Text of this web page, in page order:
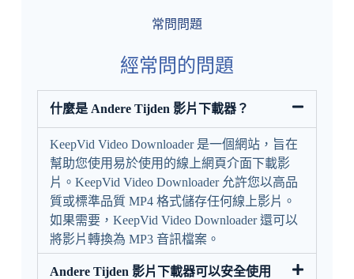
常問問題
經常問的問題
什麼是 Andere Tijden 影片下載器？
KeepVid Video Downloader 是一個網站，旨在
幫助您使用易於使用的線上網頁介面下載影
片。KeepVid Video Downloader 允許您以高品
質或標準品質 MP4 格式儲存任何線上影片。
如果需要，KeepVid Video Downloader 還可以
將影片轉換為 MP3 音訊檔案。
Andere Tijden 影片下載器可以安全使用